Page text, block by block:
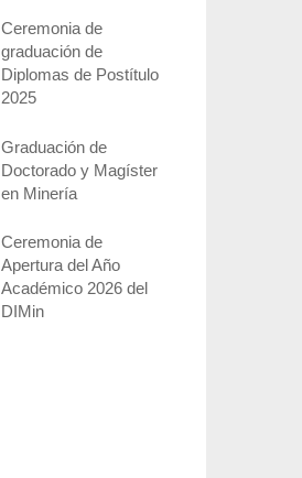
Ceremonia de
graduación de
Diplomas de Postítulo
2025
Graduación de
Doctorado y Magíster
en Minería
Ceremonia de
Apertura del Año
Académico 2026 del
DIMin